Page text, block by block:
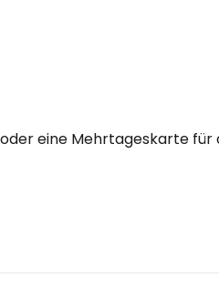
eine Mehrtageskarte für